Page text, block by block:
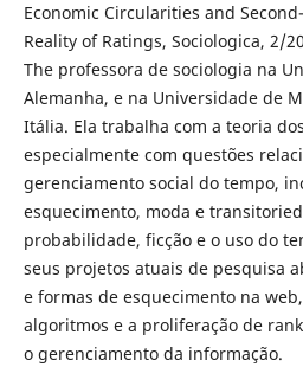
Economic Circularities and
Reality of Ratings, Sociologica, 2/
The professora de sociologia na
Alemanha, e na Universidade de
Itália. Ela trabalha com a teoria
especialmente com questões
gerenciamento social do tempo,
esquecimento, moda e
probabilidade, ficção e o uso do
seus projetos atuais de pesquisa
e formas de esquecimento na
algoritmos e a proliferação de
o gerenciamento da informação.